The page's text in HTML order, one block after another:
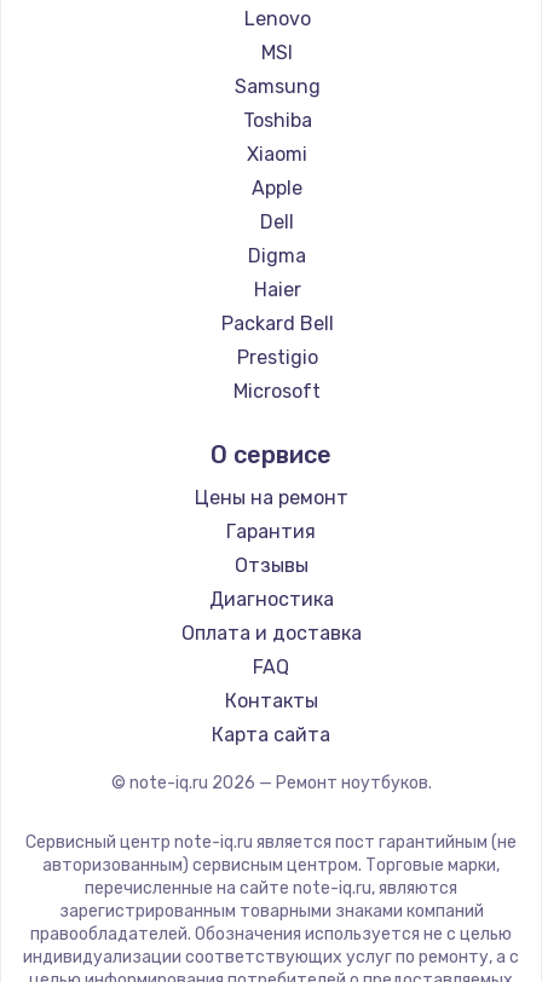
Ремонт ноутбуков Epson
Ремонт ноутбуков Philips
Ремонт ноутбуков LG
Ремонт ноутбуков Panasonic
Ремонт ноутбуков Irbis
Ремонт ноутбуков Thunderobot
Ремонт ноутбуков Hasee
Ремонт ноутбуков ZTE
Ремонт ноутбуков Hiper
Ремонт ноутбуков Evga
Ремонт ноутбуков Google
Ремонт ноутбуков Echips
Ремонт ноутбуков Predator
Ремонт ноутбуков iru
Ремонт ноутбуков Machenike
Ремонт ноутбуков DEXP
Ремонт ноутбуков Teclast
Ремонт ноутбуков CHUWI
Ремонт ноутбуков Colorful
Lenovo
MSI
Samsung
Toshiba
Xiaomi
Apple
Dell
Digma
Haier
Packard Bell
Prestigio
Microsoft
Aquarius
Gigabyte
Aorus
Maibenben
Getac
Epson
Philips
LG
Panasonic
ZTE
Hiper
Evga
Google
О сервисе
Цены на ремонт
Гарантия
Отзывы
Диагностика
Оплата и доставка
FAQ
Контакты
Карта сайта
© note-iq.ru 2026 — Ремонт ноутбуков.
Сервисный центр note-iq.ru является пост гарантийным (не
авторизованным) сервисным центром. Торговые марки,
перечисленные на сайте note-iq.ru, являются
зарегистрированным товарными знаками компаний
правообладателей. Обозначения используется не с целью
индивидуализации соответствующих услуг по ремонту, а с